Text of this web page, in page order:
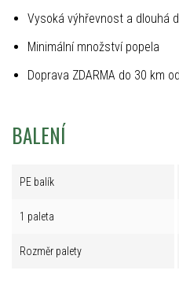
Vysoká výhřevnost a dlouhá
Minimální množství popela
Doprava ZDARMA do 30 km
BALENÍ
PE balík
1 paleta
Rozměr palety